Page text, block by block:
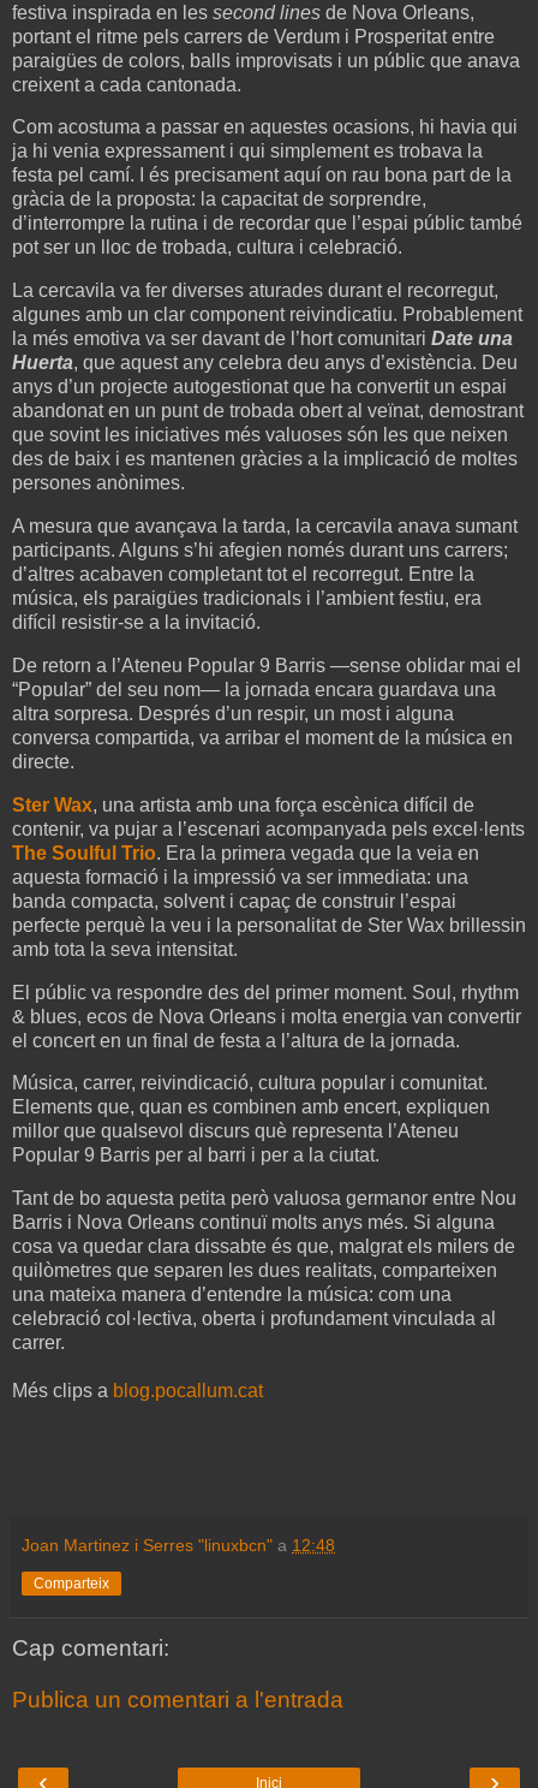
festiva inspirada en les second lines de Nova Orleans,
portant el ritme pels carrers de Verdum i Prosperitat entre
paraigües de colors, balls improvisats i un públic que anava
creixent a cada cantonada.
Com acostuma a passar en aquestes ocasions, hi havia qui
ja hi venia expressament i qui simplement es trobava la
festa pel camí. I és precisament aquí on rau bona part de la
gràcia de la proposta: la capacitat de sorprendre,
d’interrompre la rutina i de recordar que l’espai públic també
pot ser un lloc de trobada, cultura i celebració.
La cercavila va fer diverses aturades durant el recorregut,
algunes amb un clar component reivindicatiu. Probablement
la més emotiva va ser davant de l’hort comunitari Date una
Huerta, que aquest any celebra deu anys d’existència. Deu
anys d’un projecte autogestionat que ha convertit un espai
abandonat en un punt de trobada obert al veïnat, demostrant
que sovint les iniciatives més valuoses són les que neixen
des de baix i es mantenen gràcies a la implicació de moltes
persones anònimes.
A mesura que avançava la tarda, la cercavila anava sumant
participants. Alguns s’hi afegien només durant uns carrers;
d’altres acabaven completant tot el recorregut. Entre la
música, els paraigües tradicionals i l’ambient festiu, era
difícil resistir-se a la invitació.
De retorn a l’Ateneu Popular 9 Barris —sense oblidar mai el
“Popular” del seu nom— la jornada encara guardava una
altra sorpresa. Després d’un respir, un most i alguna
conversa compartida, va arribar el moment de la música en
directe.
Ster Wax, una artista amb una força escènica difícil de
contenir, va pujar a l’escenari acompanyada pels excel·lents
The Soulful Trio. Era la primera vegada que la veia en
aquesta formació i la impressió va ser immediata: una
banda compacta, solvent i capaç de construir l’espai
perfecte perquè la veu i la personalitat de Ster Wax brillessin
amb tota la seva intensitat.
El públic va respondre des del primer moment. Soul, rhythm
& blues, ecos de Nova Orleans i molta energia van convertir
el concert en un final de festa a l’altura de la jornada.
Música, carrer, reivindicació, cultura popular i comunitat.
Elements que, quan es combinen amb encert, expliquen
millor que qualsevol discurs què representa l’Ateneu
Popular 9 Barris per al barri i per a la ciutat.
Tant de bo aquesta petita però valuosa germanor entre Nou
Barris i Nova Orleans continuï molts anys més. Si alguna
cosa va quedar clara dissabte és que, malgrat els milers de
quilòmetres que separen les dues realitats, comparteixen
una mateixa manera d’entendre la música: com una
celebració col·lectiva, oberta i profundament vinculada al
carrer.
Més clips a blog.pocallum.cat
Joan Martinez i Serres "linuxbcn" a 12:48
Comparteix
Cap comentari:
Publica un comentari a l'entrada
‹ ›
Inici